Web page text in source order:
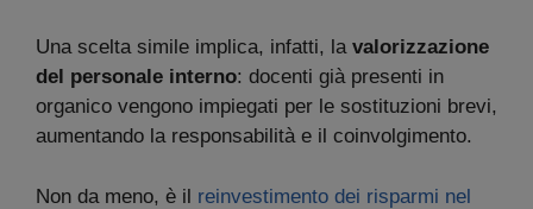
Una scelta simile implica, infatti, la valorizzazione
del personale interno: docenti già presenti in
organico vengono impiegati per le sostituzioni brevi,
aumentando la responsabilità e il coinvolgimento.
Non da meno, è il reinvestimento dei risparmi nel